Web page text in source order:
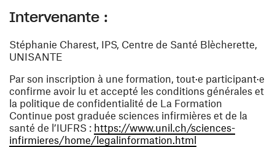
Intervenante :
Stéphanie Charest, IPS, Centre de Santé Blècherette,
UNISANTE
Par son inscription à une formation, tout·e participant·e
confirme avoir lu et accepté les conditions générales et
la politique de confidentialité de La Formation
Continue post graduée sciences infirmières et de la
santé de l’IUFRS : https://www.unil.ch/sciences-
infirmieres/home/legalinformation.html